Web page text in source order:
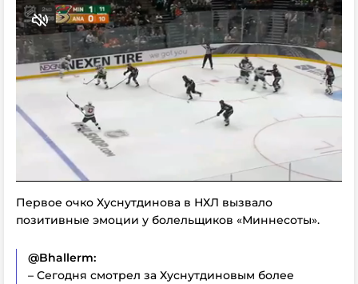
Первое очко Хуснутдинова в НХЛ вызвало
позитивные эмоции у болельщиков «Миннесоты».
@Bhallerm:
– Сегодня смотрел за Хуснутдиновым более